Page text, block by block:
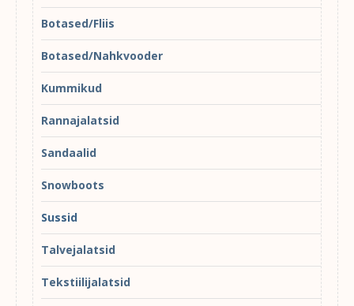
Botased/Fliis
Botased/Nahkvooder
Kummikud
Rannajalatsid
Sandaalid
Snowboots
Sussid
Talvejalatsid
Tekstiilijalatsid